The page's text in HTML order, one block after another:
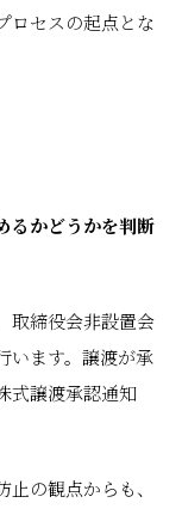
ロセスの起点とな
るかどうかを判断
取締役会非設置会
います。譲渡が承
式譲渡承認通知
の観点からも、